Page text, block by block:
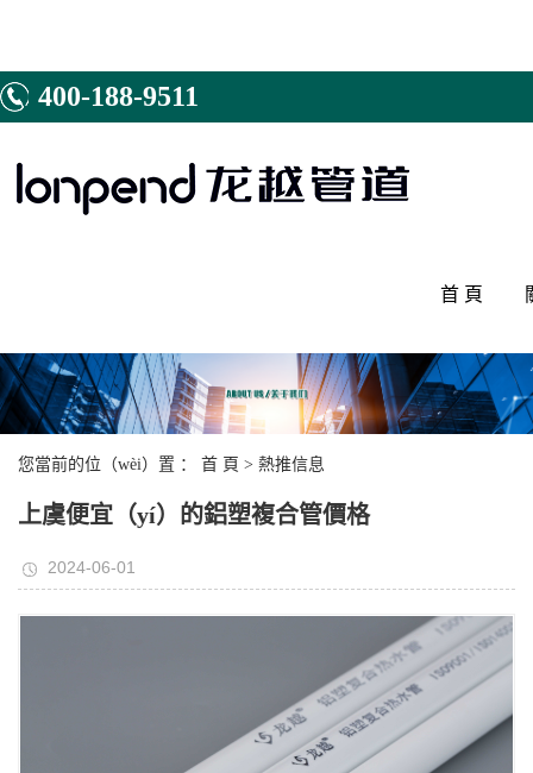
400-188-9511
首 頁
您當前的位（wèi）置 ： 首 頁 > 熱推信息
上虞便宜（yí）的鋁塑複合管價格
2024-06-01